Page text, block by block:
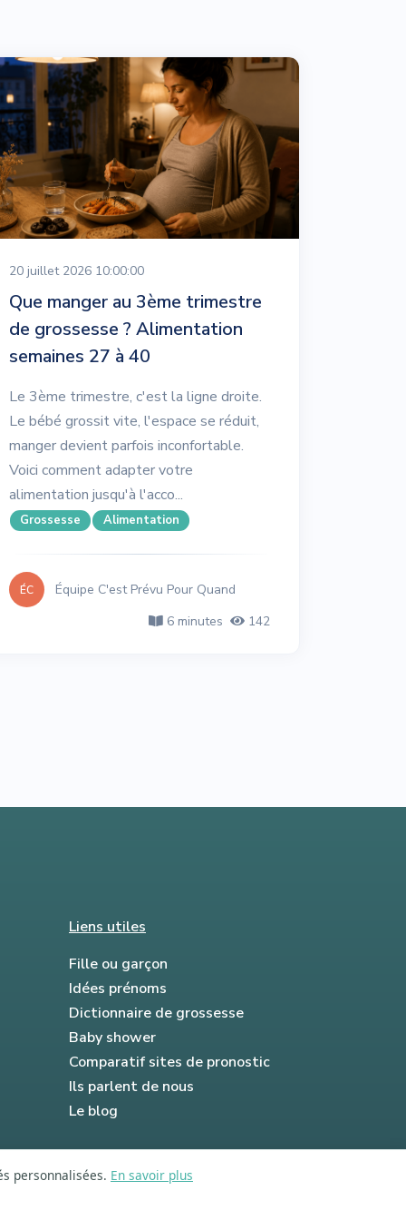
20 juillet 2026 10:00:00
Que manger au 3ème trimestre
de grossesse ? Alimentation
semaines 27 à 40
Le 3ème trimestre, c'est la ligne droite.
Le bébé grossit vite, l'espace se réduit,
manger devient parfois inconfortable.
Voici comment adapter votre
alimentation jusqu'à l'acco...
Grossesse Alimentation
ÉC
Équipe C'est Prévu Pour Quand
6 minutes
142
Liens utiles
Fille ou garçon
Idées prénoms
Dictionnaire de grossesse
Baby shower
Comparatif sites de pronostic
Ils parlent de nous
Le blog
personnalisées. En savoir plus